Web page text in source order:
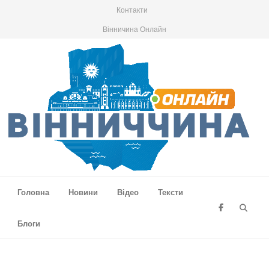
Контакти
Вінничина Онлайн
Головна
Новини Відео Тексти
Блоги